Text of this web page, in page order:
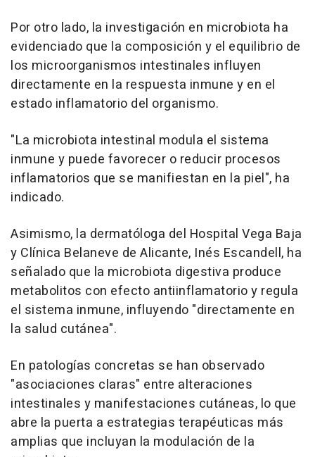
Por otro lado, la investigación en microbiota ha
evidenciado que la composición y el equilibrio de
los microorganismos intestinales influyen
directamente en la respuesta inmune y en el
estado inflamatorio del organismo.
"La microbiota intestinal modula el sistema
inmune y puede favorecer o reducir procesos
inflamatorios que se manifiestan en la piel", ha
indicado.
Asimismo, la dermatóloga del Hospital Vega Baja
y Clínica Belaneve de Alicante, Inés Escandell, ha
señalado que la microbiota digestiva produce
metabolitos con efecto antiinflamatorio y regula
el sistema inmune, influyendo "directamente en
la salud cutánea".
En patologías concretas se han observado
"asociaciones claras" entre alteraciones
intestinales y manifestaciones cutáneas, lo que
abre la puerta a estrategias terapéuticas más
amplias que incluyan la modulación de la